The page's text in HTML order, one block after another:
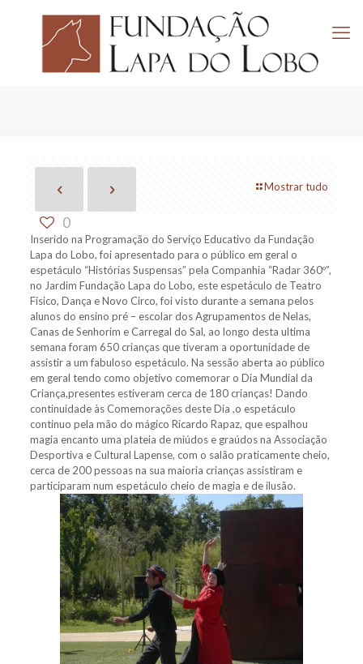
Mostrar tudo
0
Inserido na Programação do Serviço Educativo da Fundação
Lapa do Lobo, foi apresentado para o público em geral o
espetáculo “Histórias Suspensas” pela Companhia “Radar 360º”,
no Jardim Fundação Lapa do Lobo, este espetáculo de Teatro
Físico, Dança e Novo Circo, foi visto durante a semana pelos
alunos do ensino pré – escolar dos Agrupamentos de Nelas,
Canas de Senhorim e Carregal do Sal, ao longo desta ultima
semana foram 650 crianças que tiveram a oportunidade de
assistir a um fabuloso espetáculo. Na sessão aberta ao público
em geral tendo como objetivo comemorar o Dia Mundial da
Criança,presentes estiveram cerca de 180 crianças! Dando
continuidade às Comemorações deste Dia ,o espetáculo
continuo pela mão do mágico Ricardo Rapaz, que espalhou
magia encanto uma plateia de miúdos e graúdos na Associação
Desportiva e Cultural Lapense, com o salão praticamente cheio,
cerca de 200 pessoas na sua maioria crianças assistiram e
participaram num espetáculo cheio de magia e de ilusão.